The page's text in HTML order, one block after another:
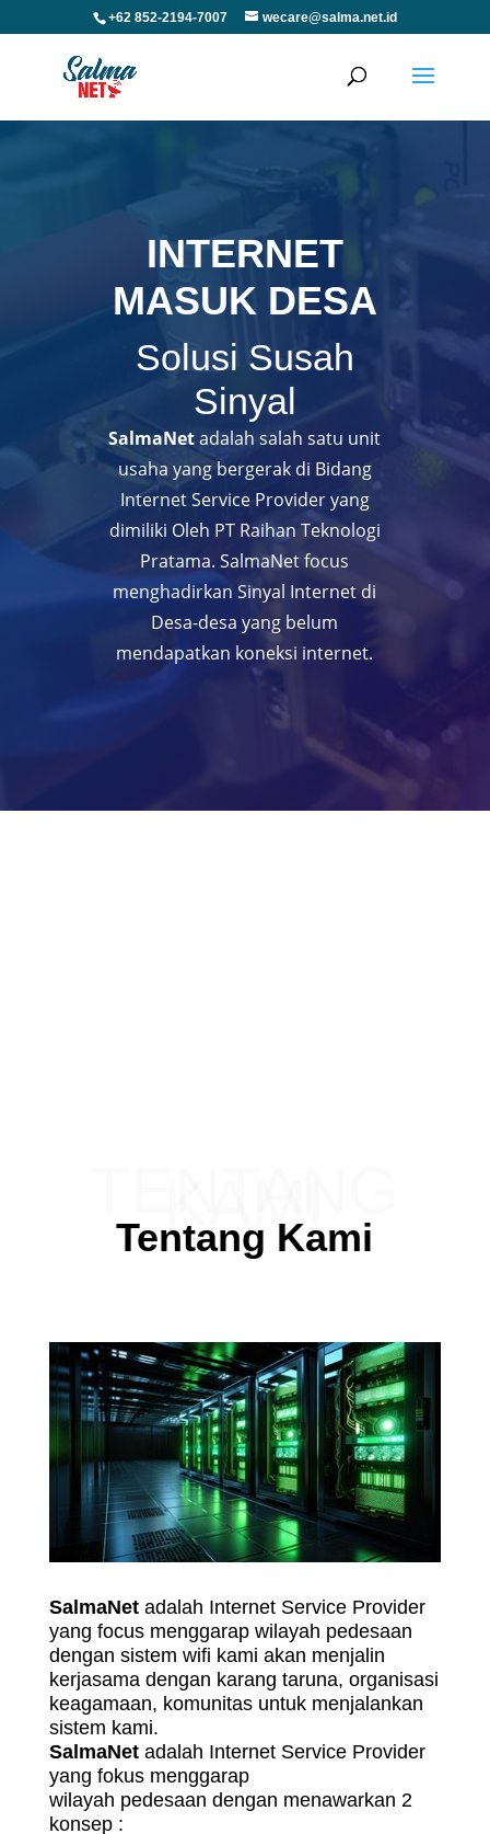
+62 852-2194-7007 wecare@salma.net.id
INTERNET
MASUK DESA
Solusi Susah
Sinyal
SalmaNetadalah salah satu unit
usaha yang bergerak di Bidang
Internet Service Provider yang
dimiliki Oleh PT Raihan Teknologi
Pratama. SalmaNet focus
menghadirkan Sinyal Internet di
Desa-desa yang belum
mendapatkan koneksi internet.
GABUNG BERSAMA KAMI
KAMI
Tentang Kami
SalmaNetadalah Internet Service Provider
yang focus menggarap wilayah pedesaan
dengan sistem wifi kami akan menjalin
kerjasama dengan karang taruna, organisasi
keagamaan, komunitas untuk menjalankan
sistem kami.
SalmaNetadalah Internet Service Provider
yang fokus menggarap
wilayah pedesaan dengan menawarkan 2
konsep :